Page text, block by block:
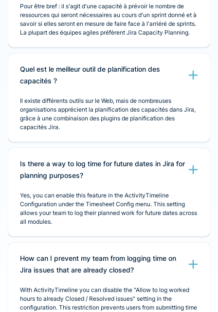
Pour être bref : il s'agit d'une capacité à prévoir le nombre de
ressources qui seront nécessaires au cours d'un sprint donné et à
savoir si elles seront en mesure de faire face à l'arriéré de sprints.
La plupart des équipes agiles préfèrent Jira Capacity Planning.
Quel est le meilleur outil de planification des
capacités ?
Il existe différents outils sur le Web, mais de nombreuses
organisations apprécient la planification des capacités dans Jira,
grâce à une combinaison des plugins de planification des
capacités Jira.
Is there a way to log time for future dates in Jira for
planning purposes?
Yes, you can enable this feature in the ActivityTimeline
Configuration under the Timesheet Config menu. This setting
allows your team to log their planned work for future dates across
all modules.
How can I prevent my team from logging time on
Jira issues that are already closed?
With ActivityTimeline you can disable the "Allow to log worked
hours to already Closed / Resolved issues" setting in the
configuration. This restriction prevents users from submitting time